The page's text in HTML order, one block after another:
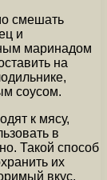
смешать
и
маринадом
на
соусом.
к мясу,
в
Такой способ
их
вкус.